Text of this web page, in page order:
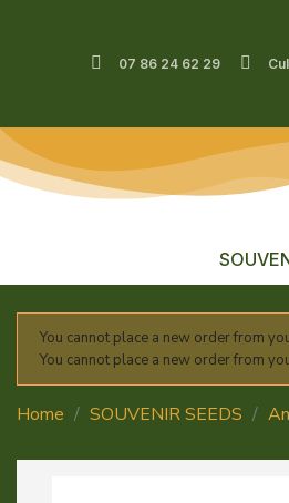
07 86 24 62 29
You cannot place a new order from
You cannot place a new order from
Home SOUVENIR SEEDS